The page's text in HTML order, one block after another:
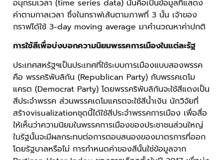
อนุกรมเวลา (time series data) นั่นคือเป็นข้อมูลที่แสดง
ค่าตามกาลเวลา ซึ่งในกราฟเส้นตามภาพที่ 3 นั้น เจ้าของ
กราฟได้ใช้ 3-day moving average มาคำนวณหาค่าปกติ
การใช้สีเพื่อบ่งบอกความนิยมพรรคการเมืองในแต่ละรัฐ
ประเทศสหรัฐฯเป็นประเทศที่ใช้ระบบการเมืองแบบสองพรรค
คือ พรรคริพับลิกัน (Republican Party) กับพรรคเดโม
แครต (Democrat Party) โดยพรรคริพับลิกันจะใช้สีแดงเป็น
สีประจำพรรค ส่วนพรรคเดโมแครตจะใช้สีน้ำเงิน นักวิจัยที่
สร้างvisualizationชุดนี้ได้ใช้สีประจำพรรคการเมือง เพื่อสื่อ
ให้เห็นว่าความนิยมในพรรคการเมืองของประชาชนส่วนใหญ่
ในรัฐนั้นจะมีผลกระทบต่อการตอบสนองของมาตรการที่ออก
โดยรัฐบาลหรือไม่ การกำหนดค่าของสีนั้นใช่ข้อมูลจาก